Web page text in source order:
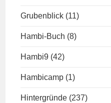
Grubenblick (11)
Hambi-Buch (8)
Hambi9 (42)
Hambicamp (1)
Hintergründe (237)